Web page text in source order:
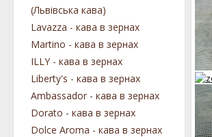
(Львівська кава)
Lavazza - кава в зернах
Martino - кава в зернах
ILLY - кава в зернах
Liberty's - кава в зернах
Ambassador - кава в зернах
Dorato - кава в зернах
Dolce Aroma - кава в зернах